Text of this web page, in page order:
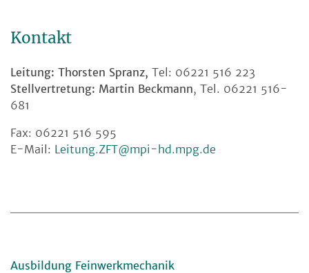
Kontakt
Leitung: Thorsten Spranz, Tel: 06221 516 223
Stellvertretung: Martin Beckmann, Tel. 06221 516-
681
Fax: 06221 516 595
E-Mail: Leitung.ZFT@mpi-hd.mpg.de
Ausbildung Feinwerkmechanik